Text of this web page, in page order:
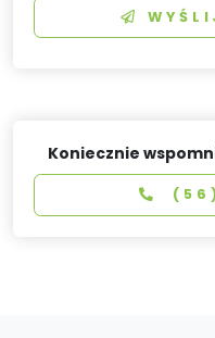
Koniecznie